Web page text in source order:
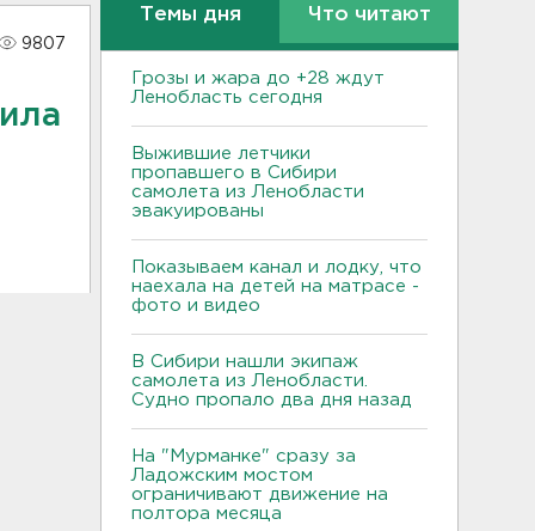
9807
Темы дня Что читают
Грозы и жара до +28 ждут
Ленобласть сегодня
Выжившие летчики
пропавшего в Сибири
самолета из Ленобласти
эвакуированы
Показываем канал и лодку, что
наехала на детей на матрасе -
фото и видео
В Сибири нашли экипаж
самолета из Ленобласти.
Судно пропало два дня назад
На "Мурманке" сразу за
Ладожским мостом
ограничивают движение на
полтора месяца